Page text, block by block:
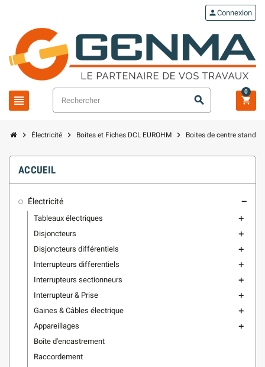
view_headline search
personConnexion
shopping_cart
0
chevron_right Électricité chevron_right Boites et Fiches DCL EUROHM chevron_right Boites de centre
ACCUEIL
Électricité remove
Tableaux électriques add
Disjoncteurs add
Disjoncteurs différentiels add
Interrupteurs differentiels add
Interrupteurs sectionneurs add
Interrupteur & Prise add
Gaines & Câbles électrique add
Appareillages add
Boîte d'encastrement
Raccordement